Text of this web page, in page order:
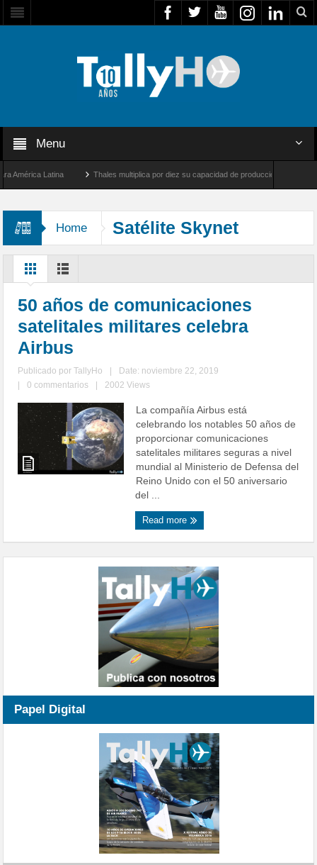
Menu
Latina Thales multiplica por diez su capacidad de producción de radares en
Home Satélite Skynet
50 años de comunicaciones
satelitales militares celebra
Airbus
Publicado porTallyHo
Date: noviembre 22, 2019
0 commentarios 2002 Views
La compañía Airbus está
celebrando los notables 50 años de
proporcionar comunicaciones
satelitales militares seguras a nivel
mundial al Ministerio de Defensa del
Reino Unido con el 50 aniversario
del ...
Read more
Papel Digital